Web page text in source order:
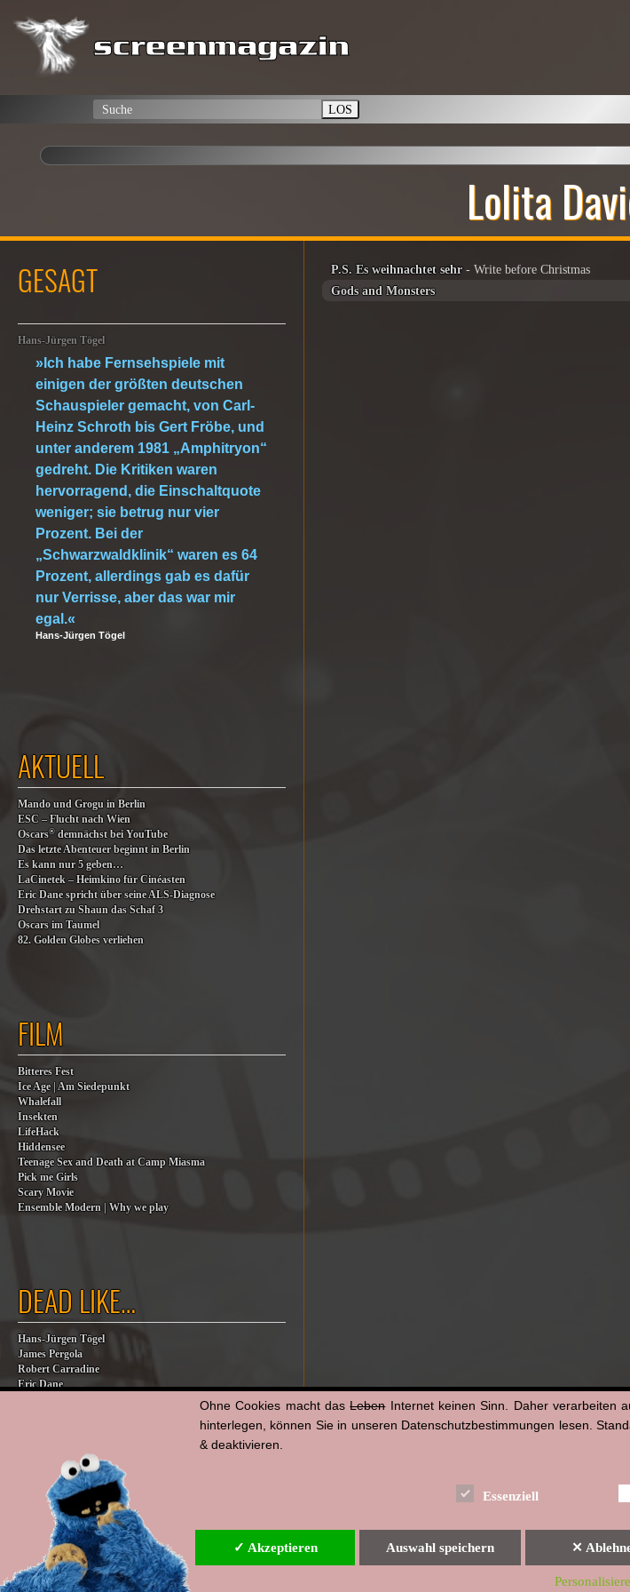
LOS
Lolita
P.S. Es weihnachtet sehr- Write before Christmas
Gods and Monsters
GESAGT
Hans-Jürgen Tögel
»Ich habe Fernsehspiele mit
einigen der größten deutschen
Schauspieler gemacht, von Carl-
Heinz Schroth bis Gert Fröbe, und
unter anderem 1981 „Amphitryon“
gedreht. Die Kritiken waren
hervorragend, die Einschaltquote
weniger; sie betrug nur vier
Prozent. Bei der
„Schwarzwaldklinik“ waren es 64
Prozent, allerdings gab es dafür
nur Verrisse, aber das war mir
egal.«
Hans-Jürgen Tögel
AKTUELL
Mando und Grogu in Berlin
ESC – Flucht nach Wien
Oscars® demnächst bei YouTube
Das letzte Abenteuer beginnt in Berlin
Es kann nur 5 geben…
LaCinetek – Heimkino für Cinéasten
Eric Dane spricht über seine ALS-Diagnose
Drehstart zu Shaun das Schaf 3
Oscars im Taumel
82. Golden Globes verliehen
FILM
Bitteres Fest
Ice Age | Am Siedepunkt
Whalefall
Insekten
LifeHack
Hiddensee
Teenage Sex and Death at Camp Miasma
Pick me Girls
Scary Movie
Ensemble Modern | Why we play
DEAD LIKE…
Hans-Jürgen Tögel
James Pergola
Robert Carradine
Eric Dane
Dana Eden
Robert Duvall
Impressum &
Ohne Cookies macht dasLebenInternet keinen Sinn. Daher verarbeiten
hinterlegen, können Sie in unseren Datenschutzbestimmungen lesen.
& deaktivieren.
Essenziell
✓ Akzeptieren Auswahl speichern ✕